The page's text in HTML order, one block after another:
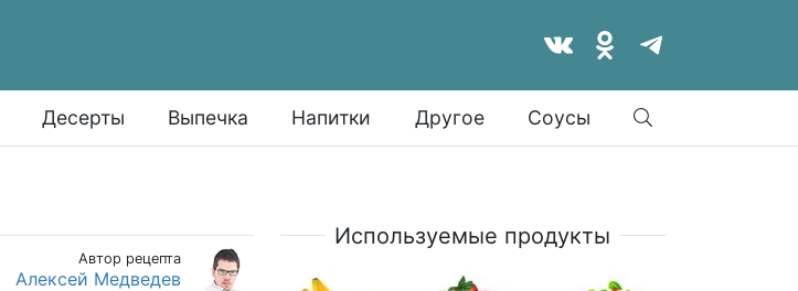
Десерты Выпечка Напитки Другое Соусы
Найти
Автор рецепта
Алексей Медведев
Используемые продукты